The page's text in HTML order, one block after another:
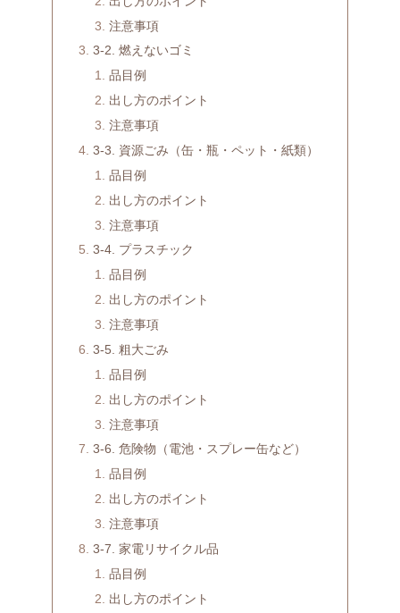
注意事項
3-2. 燃えないゴミ
品目例
出し方のポイント
注意事項
3-3. 資源ごみ（缶・瓶・ペット・紙類）
品目例
出し方のポイント
注意事項
3-4. プラスチック
品目例
出し方のポイント
注意事項
3-5. 粗大ごみ
品目例
出し方のポイント
注意事項
3-6. 危険物（電池・スプレー缶など）
品目例
出し方のポイント
注意事項
3-7. 家電リサイクル品
品目例
出し方のポイント